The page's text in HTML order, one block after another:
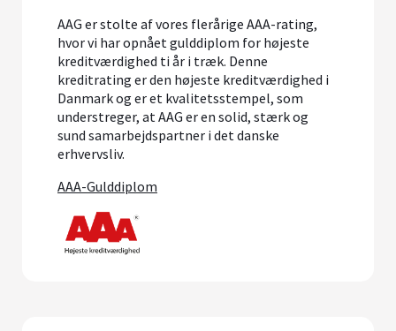
AAG er stolte af vores flerårige AAA-rating,
hvor vi har opnået gulddiplom for højeste
kreditværdighed ti år i træk. Denne
kreditrating er den højeste kreditværdighed i
Danmark og er et kvalitetsstempel, som
understreger, at AAG er en solid, stærk og
sund samarbejdspartner i det danske
erhvervsliv.
AAA-Gulddiplom